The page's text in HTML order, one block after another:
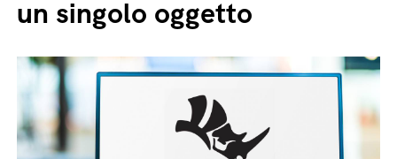
un singolo oggetto